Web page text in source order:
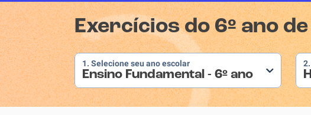
Página Inicial ENEM
Plano de Estudos
Matérias do ENEM
Corretor de Redação
Exercícios ENEM
ENEM
Matemática
Português
História
Biologia
Ajudante de Dever de Casa
Corretor de Redação
Exercícios
Gerador Referências Bibliográficas ABNT
Exercícios do 6º ano
1. Selecione seu ano escolar
Ensino Fundamental - 6º ano